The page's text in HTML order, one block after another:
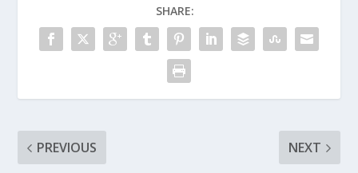
SHARE:
PREVIOUS NEXT